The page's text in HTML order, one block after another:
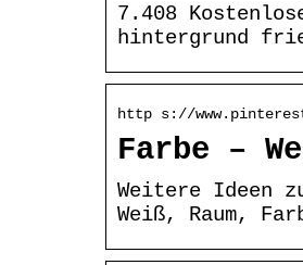
7.408
hintergrund
http s://
Farbe –
Weitere Ideen
Weiß, Raum,